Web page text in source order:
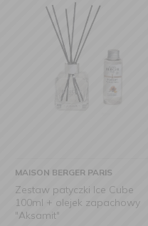
MAISON BERGER PARIS
Zestaw patyczki Ice Cube
100ml + olejek zapachowy
"Aksamit"